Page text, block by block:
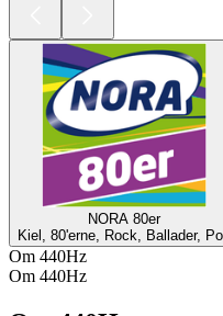
NORA 80er
Kiel, 80'erne, Rock, Ballader,
Om 440Hz
Om 440Hz